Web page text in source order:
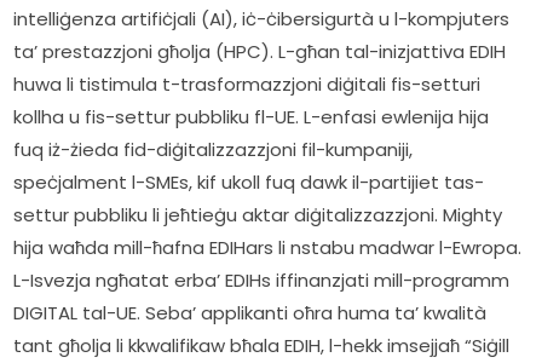
intelliġenza artifiċjali (AI), iċ-ċibersigurtà u l-kompjuters
ta’ prestazzjoni għolja (HPC). L-għan tal-inizjattiva EDIH
huwa li tistimula t-trasformazzjoni diġitali fis-setturi
kollha u fis-settur pubbliku fl-UE. L-enfasi ewlenija hija
fuq iż-żieda fid-diġitalizzazzjoni fil-kumpaniji,
speċjalment l-SMEs, kif ukoll fuq dawk il-partijiet tas-
settur pubbliku li jeħtieġu aktar diġitalizzazzjoni. Mighty
hija waħda mill-ħafna EDIHars li nstabu madwar l-Ewropa.
L-Isvezja ngħatat erba’ EDIHs iffinanzjati mill-programm
DIGITAL tal-UE. Seba’ applikanti oħra huma ta’ kwalità
tant għolja li kkwalifikaw bħala EDIH, l-hekk imsejjaħ “Siġill